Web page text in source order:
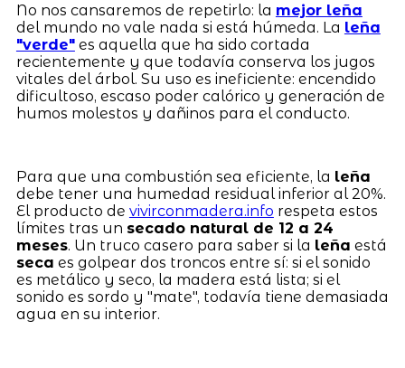
No nos cansaremos de repetirlo: la mejor leña
del mundo no vale nada si está húmeda. La leña
"verde"es aquella que ha sido cortada
recientemente y que todavía conserva los jugos
vitales del árbol. Su uso es ineficiente: encendido
dificultoso, escaso poder calórico y generación de
humos molestos y dañinos para el conducto.
Para que una combustión sea eficiente, la leña
debe tener una humedad residual inferior al 20%.
El producto de vivirconmadera.info respeta estos
límites tras un secado natural de 12 a 24
meses. Un truco casero para saber si la leña está
seca es golpear dos troncos entre sí: si el sonido
es metálico y seco, la madera está lista; si el
sonido es sordo y "mate", todavía tiene demasiada
agua en su interior.